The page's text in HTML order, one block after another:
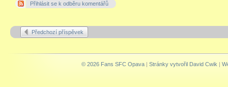
Přihlásit se k odběru komentářů
Předchozí příspěvek
© 2026 Fans SFC Opava | Stránky vytvořil David Cwik |